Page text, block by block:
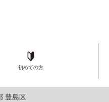
初めての方
豊島区